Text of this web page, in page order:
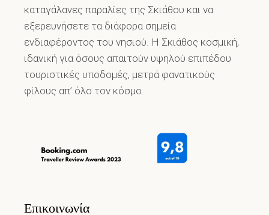
καταγάλανες παραλίες της Σκιάθου και να
εξερευνήσετε τα διάφορα σημεία
ενδιαφέροντος του νησιού. Η Σκιάθος κοσμική,
ιδανική για όσους απαιτούν υψηλού επιπέδου
τουριστικές υποδομές, μετρά φανατικούς
φίλους απ’ όλο τον κόσμο.
Επικοινωνία